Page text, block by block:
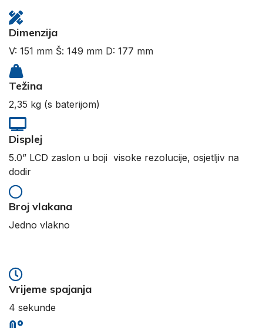
Dimenzija
V: 151 mm Š: 149 mm D: 177 mm
Težina
2,35 kg (s baterijom)
Displej
5.0” LCD zaslon u boji visoke rezolucije, osjetljiv na
dodir
Broj vlakana
Jedno vlakno
Vrijeme spajanja
4 sekunde